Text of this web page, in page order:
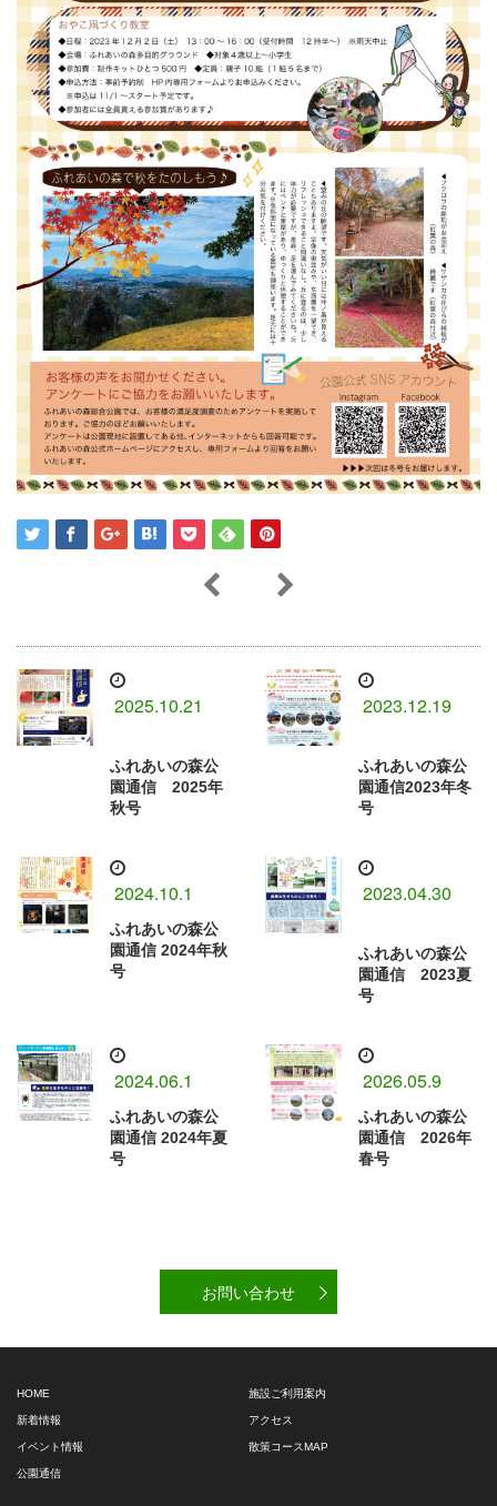
2025.10.21
ふれあいの森公
園通信 2025年
秋号
2023.12.19
ふれあいの森公
園通信2023年冬
号
2024.10.1
ふれあいの森公
園通信 2024年秋
号
2023.04.30
ふれあいの森公
園通信 2023夏
号
2024.06.1
ふれあいの森公
園通信 2024年夏
号
2026.05.9
ふれあいの森公
園通信 2026年
春号
お問い合わせ
HOME
新着情報
イベント情報
公園通信
施設ご利用案内
アクセス
散策コースMAP